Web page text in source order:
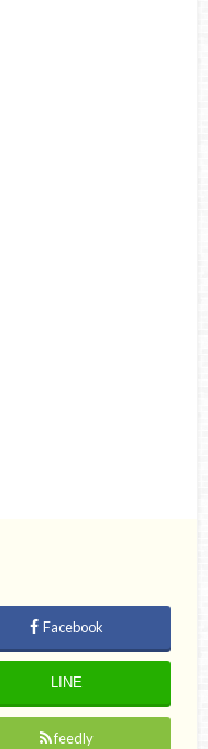
Facebook
LINE
feedly